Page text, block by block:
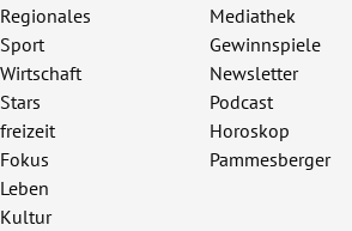
Regionales
Sport
Wirtschaft
Stars
freizeit
Fokus
Leben
Kultur
Mediathek
Gewinnspiele
Newsletter
Podcast
Horoskop
Pammesberger